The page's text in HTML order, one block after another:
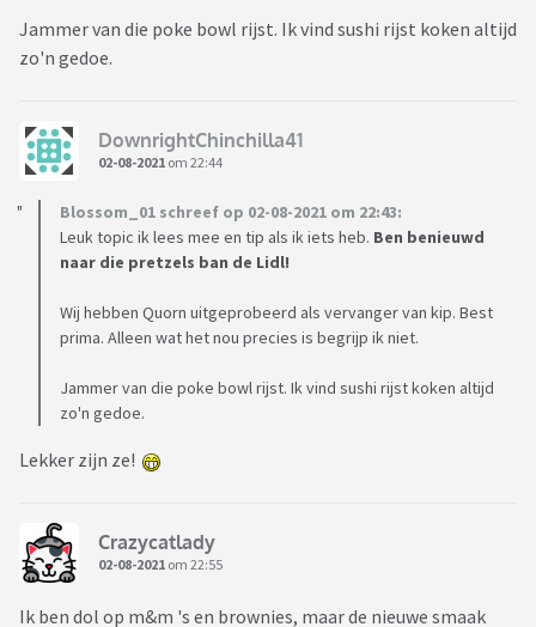
Jammer van die poke bowl rijst. Ik vind sushi rijst koken altijd
zo'n gedoe.
DownrightChinchilla41
02-08-2021 om 22:44
Blossom_01 schreef op 02-08-2021 om 22:43:
Leuk topic ik lees mee en tip als ik iets heb. Ben benieuwd
naar die pretzels ban de Lidl!
Wij hebben Quorn uitgeprobeerd als vervanger van kip. Best
prima. Alleen wat het nou precies is begrijp ik niet.
Jammer van die poke bowl rijst. Ik vind sushi rijst koken altijd
zo'n gedoe.
Lekker zijn ze!
Crazycatlady
02-08-2021 om 22:55
Ik ben dol op m&m 's en brownies, maar de nieuwe smaak